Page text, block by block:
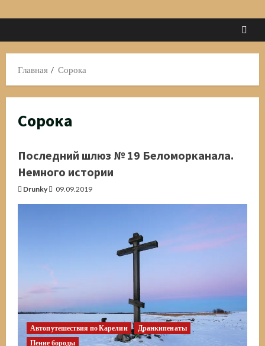
Главная Сорока
Сорока
Последний шлюз № 19 Беломорканала.
Немного истории
Drunky 09.09.2019
Автопутешествия по Карелии
Дранкипенаты
Пение бороды